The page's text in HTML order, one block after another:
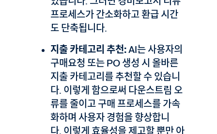
프로세스가 간소화하고 환급 시간
도 단축됩니다.
지출 카테고리 추천:AI는 사용자의
구매요청 또는 PO 생성 시 올바른
지출 카테고리를 추천할 수 있습니
다. 이렇게 함으로써 다운스트림 오
류를 줄이고 구매 프로세스를 가속
화하며 사용자 경험을 향상합니
다. 이렇게 효율성을 제고할 뿐만 아